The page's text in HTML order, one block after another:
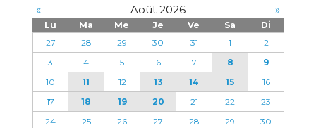
« Août 2026 »
Lu Ma Me Je Ve Sa
Di
27
28 29 30 31 1
2
3
4 5 6 7 8
9
10
11 12 13 14 15
16
17
18 19 20 21 22
23
24
25 26 27 28 29
30